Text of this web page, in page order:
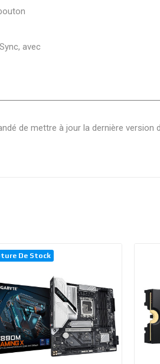
avec
de mettre à jour la dernière
De Stock